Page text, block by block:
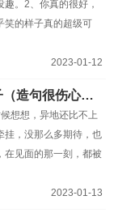
。2、你真的很好，
笑的样子真的超级可
2023-01-12
推荐20句时候的简单句子（造句很伤心的句子说说心情）
想想，异地还比不上
挂，没那么多期待，也
在见面的那一刻，都被
2023-01-13